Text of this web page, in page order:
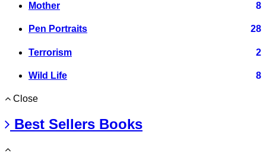
Mother 8
Pen Portraits 28
Terrorism 2
Wild Life 8
Close
Best Sellers Books